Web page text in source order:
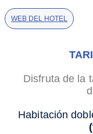
WEB DEL HOTEL
Disfruta de la
Habitación